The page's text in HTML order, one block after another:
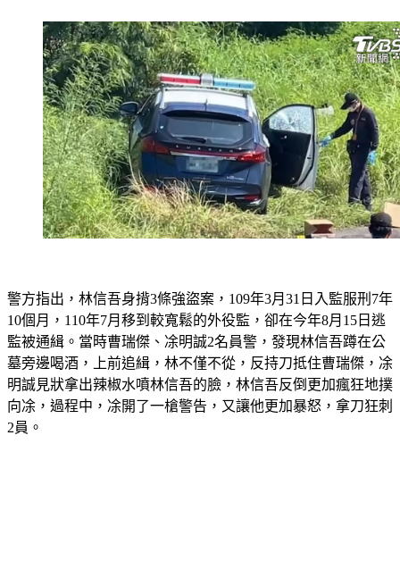
警方指出，林信吾身揹3條強盜案，109年3月31日入監服刑7年
10個月，110年7月移到較寬鬆的外役監，卻在今年8月15日逃
監被通緝。當時曹瑞傑、凃明誠2名員警，發現林信吾蹲在公
墓旁邊喝酒，上前追緝，林不僅不從，反持刀抵住曹瑞傑，凃
明誠見狀拿出辣椒水噴林信吾的臉，林信吾反倒更加瘋狂地撲
向凃，過程中，凃開了一槍警告，又讓他更加暴怒，拿刀狂刺
2員。